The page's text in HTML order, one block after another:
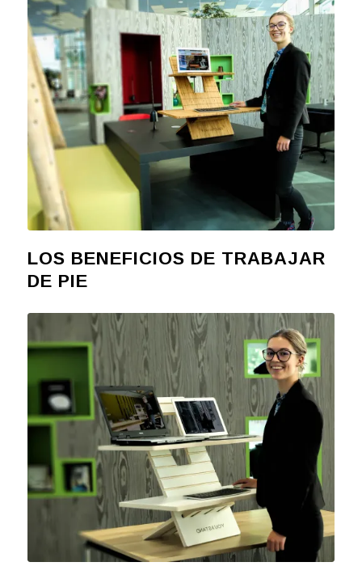
LOS BENEFICIOS DE TRABAJAR
DE PIE